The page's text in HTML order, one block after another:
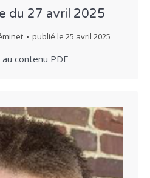
du 27 avril 2025
publié le 25 avril 2025
contenu PDF